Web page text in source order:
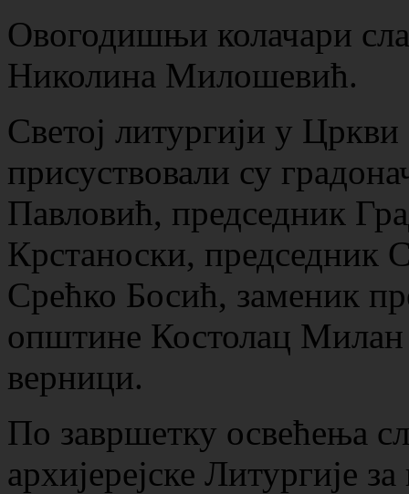
Овогодишњи колачари
Николина Милошевић.
Светој литургији у
присуствовали су
Павловић, председник
Крстаноски, председник
Срећко Босић, заменик
општине Костолац
верници.
По завршетку освећења
архијерејске Литургије